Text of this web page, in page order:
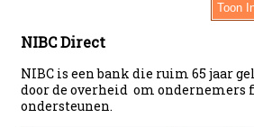
Toon
NIBC Direct
NIBC is een bank die ruim 65 jaar
door de overheid om ondernemers
ondersteunen.